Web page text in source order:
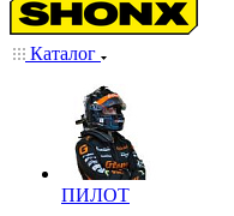
Каталог
ПИЛОТ